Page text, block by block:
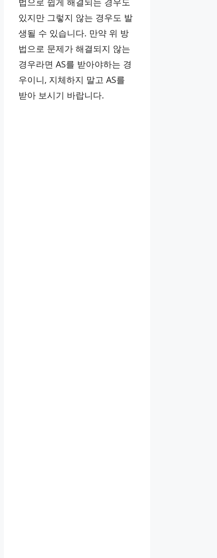
있지만 그렇지 않는 경우도 발
생될 수 있습니다. 만약 위 방
법으로 문제가 해결되지 않는
경우라면 AS를 받아야하는 경
우이니, 지체하지 말고 AS를
받아 보시기 바랍니다.